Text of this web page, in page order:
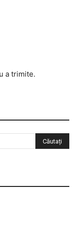
a trimite.